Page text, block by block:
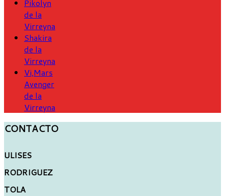
Pikolyn
de la
Virreyna
Shakira
de la
Virreyna
Vi,Mars
Avenger
de la
Virreyna
CONTACTO
ULISES
RODRIGUEZ
TOLA